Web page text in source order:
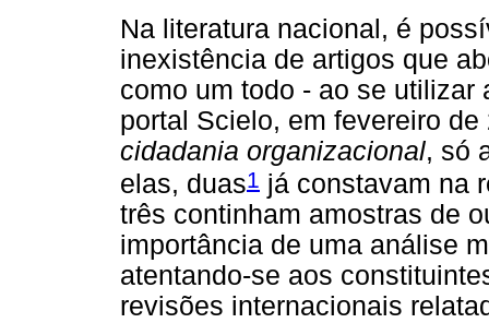
Na literatura nacional, é
inexistência de artigos que
como um todo - ao se
portal Scielo, em fevereiro
cidadania organizacional, só
elas, duas1 já constavam na
três continham amostras de
importância de uma análise
atentando-se aos
revisões internacionais